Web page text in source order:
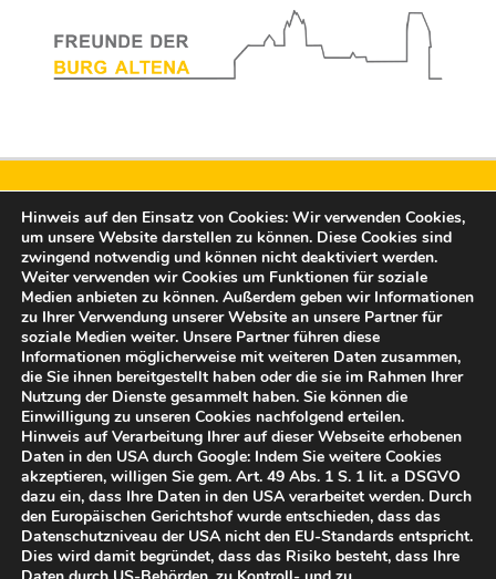
Freunde der Burg Altena e.V.
Rahmedestraße 15
58762 Altena
post@freunde-der-burg-altena.de
Vertreten durch:
Bernd Falz, 1. Vorsitzender
Tel.: 02352 958 10
© Freunde der Burg Altena e.V. 2025
Hinweis auf den Einsatz von Cookies: Wir verwenden Cookies,
um unsere Website darstellen zu können. Diese Cookies sind
zwingend notwendig und können nicht deaktiviert werden.
Weiter verwenden wir Cookies um Funktionen für soziale
Medien anbieten zu können. Außerdem geben wir Informationen
zu Ihrer Verwendung unserer Website an unsere Partner für
soziale Medien weiter. Unsere Partner führen diese
Informationen möglicherweise mit weiteren Daten zusammen,
die Sie ihnen bereitgestellt haben oder die sie im Rahmen Ihrer
Nutzung der Dienste gesammelt haben. Sie können die
Einwilligung zu unseren Cookies nachfolgend erteilen.
Hinweis auf Verarbeitung Ihrer auf dieser Webseite erhobenen
Daten in den USA durch Google: Indem Sie weitere Cookies
akzeptieren, willigen Sie gem. Art. 49 Abs. 1 S. 1 lit. a DSGVO
dazu ein, dass Ihre Daten in den USA verarbeitet werden. Durch
den Europäischen Gerichtshof wurde entschieden, dass das
Datenschutzniveau der USA nicht den EU-Standards entspricht.
Dies wird damit begründet, dass das Risiko besteht, dass Ihre